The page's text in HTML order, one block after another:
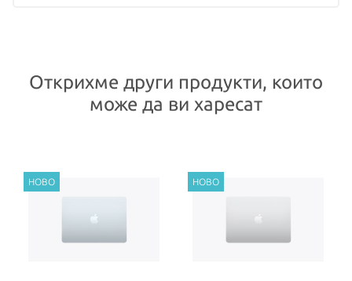
Открихме други продукти, които
може да ви харесат